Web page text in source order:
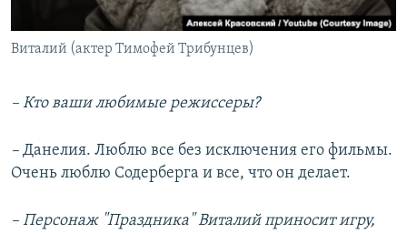
Виталий (актер Тимофей Трибунцев)
– Кто ваши любимые режиссеры?
– Данелия. Люблю все без исключения его фильмы.
Очень люблю Содерберга и все, что он делает.
– Персонаж "Праздника" Виталий приносит игру,